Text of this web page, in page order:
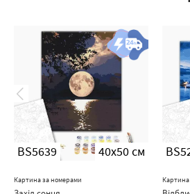
BS5639 40x50 см
Картина за номерами